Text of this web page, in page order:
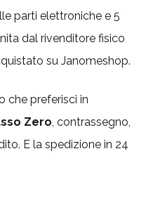
parti elettroniche e 5
dal rivenditore fisico
su Janomeshop.
che preferisci in
Zero , contrassegno,
E la spedizione in 24